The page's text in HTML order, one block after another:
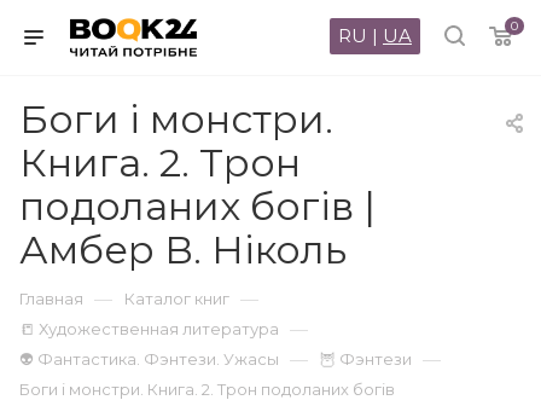
0
RU | UA
Боги і монстри.
Книга. 2. Трон
подоланих богів |
Амбер В. Ніколь
Главная — Каталог книг —
📒 Художественная литература —
👽 Фантастика. Фэнтези. Ужасы — 🦉 Фэнтези —
Боги і монстри. Книга. 2. Трон подоланих богів